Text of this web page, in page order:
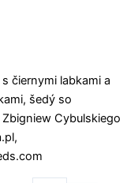
čiernymi labkami a
šedý so
Cybulskiego